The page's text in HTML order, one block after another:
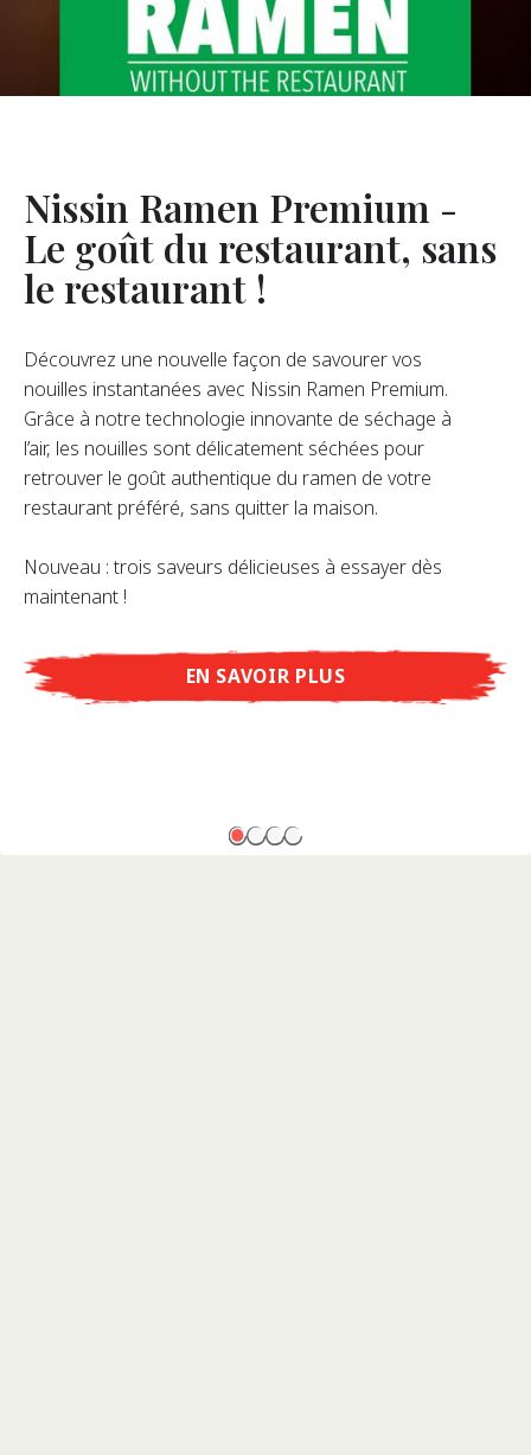
De Nous
FAQ
Nissin Ramen Premium -
Le goût du restaurant, sans
le restaurant !
Découvrez une nouvelle façon de savourer vos
nouilles instantanées avec Nissin Ramen Premium.
Grâce à notre technologie innovante de séchage à
l’air, les nouilles sont délicatement séchées pour
retrouver le goût authentique du ramen de votre
restaurant préféré, sans quitter la maison.
Nouveau : trois saveurs délicieuses à essayer dès
maintenant !
EN SAVOIR PLUS